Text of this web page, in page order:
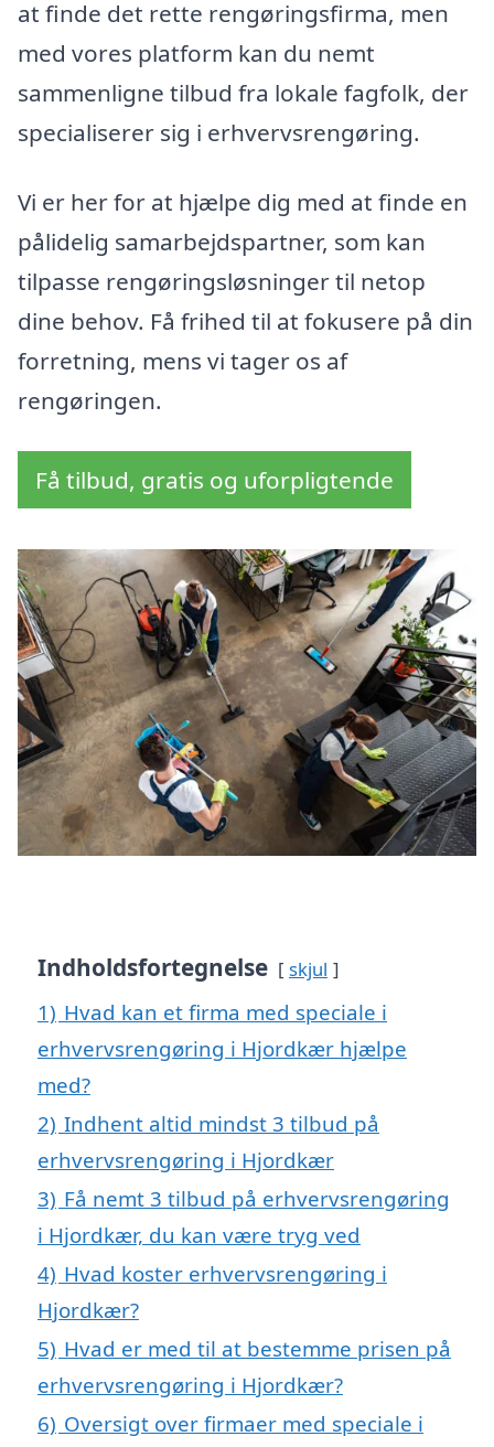
at finde det rette rengøringsfirma, men
med vores platform kan du nemt
sammenligne tilbud fra lokale fagfolk, der
specialiserer sig i erhvervsrengøring.
Vi er her for at hjælpe dig med at finde en
pålidelig samarbejdspartner, som kan
tilpasse rengøringsløsninger til netop
dine behov. Få frihed til at fokusere på din
forretning, mens vi tager os af
rengøringen.
Få tilbud, gratis og uforpligtende
Indholdsfortegnelse skjul
1) Hvad kan et firma med speciale i
erhvervsrengøring i Hjordkær hjælpe
med?
2) Indhent altid mindst 3 tilbud på
erhvervsrengøring i Hjordkær
3) Få nemt 3 tilbud på erhvervsrengøring
i Hjordkær, du kan være tryg ved
4) Hvad koster erhvervsrengøring i
Hjordkær?
5) Hvad er med til at bestemme prisen på
erhvervsrengøring i Hjordkær?
6) Oversigt over firmaer med speciale i